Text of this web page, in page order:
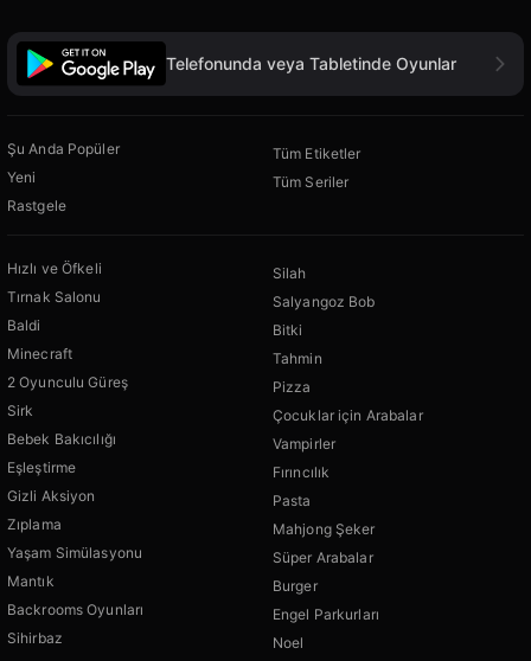
Telefonunda veya Tabletinde Oyunlar
Şu Anda Popüler
Yeni
Rastgele
Tüm Etiketler
Tüm Seriler
Hızlı ve Öfkeli
Tırnak Salonu
Baldi
Minecraft
2 Oyunculu Güreş
Sirk
Bebek Bakıcılığı
Eşleştirme
Gizli Aksiyon
Zıplama
Yaşam Simülasyonu
Mantık
Backrooms Oyunları
Sihirbaz
Silah
Salyangoz Bob
Bitki
Tahmin
Pizza
Çocuklar için Arabalar
Vampirler
Fırıncılık
Pasta
Mahjong Şeker
Süper Arabalar
Burger
Engel Parkurları
Noel